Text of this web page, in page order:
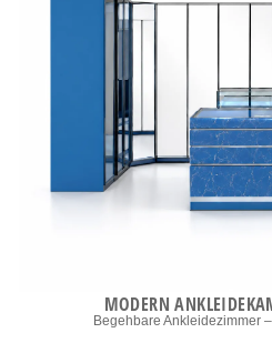
MODERN
Begehbare Ankleidezimmer